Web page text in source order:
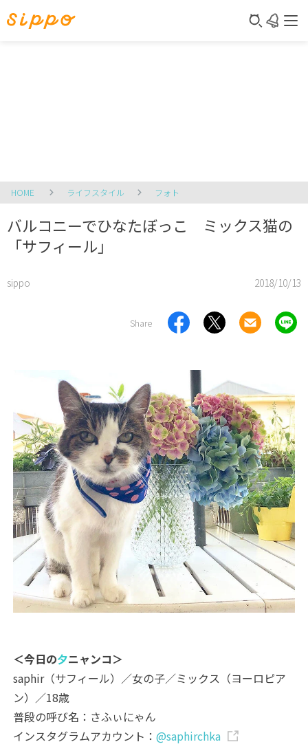
HOME ライフスタイル フォト
バルコニーでひなたぼっこ ミックス猫の
「サフィール」
sippo 2018/10/13
Share
＜今日の夕ニャンコ＞
saphir（サフィール）／女の子／ミックス（ヨーロピア
ン）／18歳
普段の呼び名：さふぃにゃん
インスタグラムアカウント：@saphirchka